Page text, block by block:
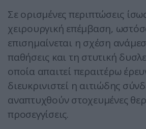
Σε ορισμένες περιπτώσεις
χειρουργική επέμβαση,
επισημαίνεται η σχέση
παθήσεις και τη στυτική
οποία απαιτεί περαιτέρω
διευκρινιστεί η αιτιώδης
αναπτυχθούν στοχευμένες
προσεγγίσεις.